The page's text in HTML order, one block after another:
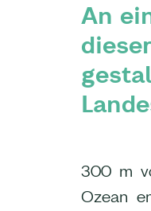
An
300 m
Ozean